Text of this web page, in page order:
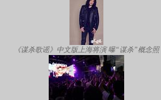
《谋杀歌谣》中文版上海将演 曝“谋杀”概念照